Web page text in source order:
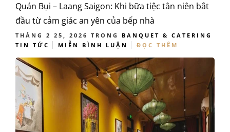
Quán Bụi – Laang Saigon: Khi bữa tiệc tân niên bắt
đầu từ cảm giác an yên của bếp nhà
THÁNG 2 25, 2026 TRONG BANQUET & CATERING
TIN TỨC
MIỄN BÌNH LUẬN ĐỌC THÊM